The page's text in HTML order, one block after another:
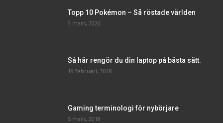
Topp 10 Pokémon – Så röstade världen
3 mars, 2020
Så här rengör du din laptop på bästa sätt.
19 februari, 2018
Gaming terminologi för nybörjare
5 mars, 2018